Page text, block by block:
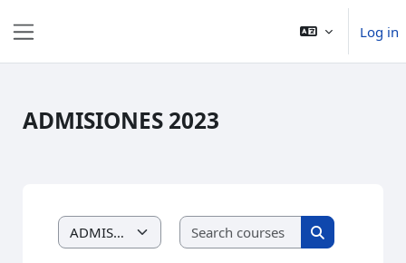
Log in
ADMISIONES 2023
Course categories
Search courses
Search